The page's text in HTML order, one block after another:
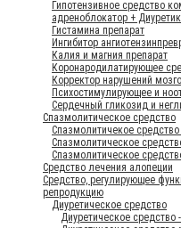
Гипотензивное средство
адреноблокатор + Диуретик
Гистамина препарат
Ингибитор
Калия и магния препарат
Коронародилатирующее
Корректор нарушений
Психостимулирующее и
Сердечный гликозид и
Спазмолитическое средство
Спазмолитичекое
Спазмолитическое
Спазмолитическое
Средство лечения алопеции
Средство, регулирующее
репродукцию
Диуретическое средство
Диуретическое